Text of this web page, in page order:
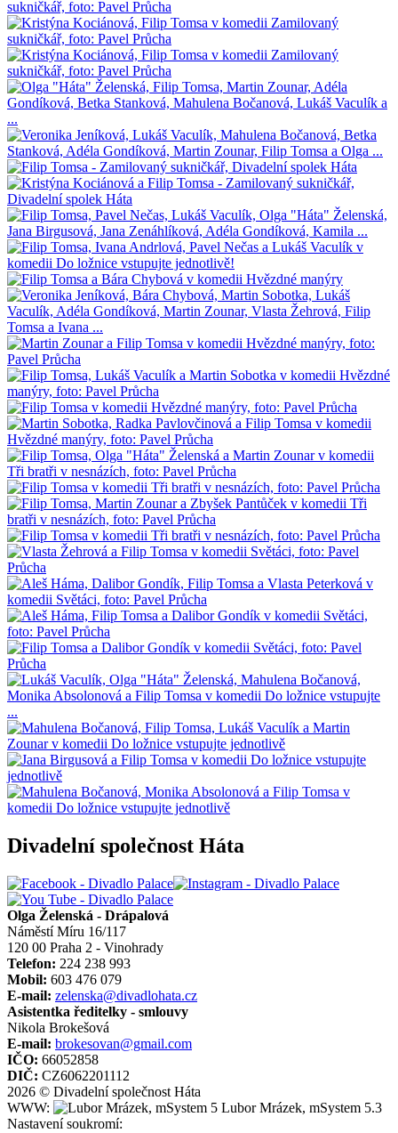
Divadelní společnost Háta
Olga Želenská - Drápalová
Náměstí Míru 16/117
120 00 Praha 2 - Vinohrady
Telefon: 224 238 993
Mobil: 603 476 079
E-mail: zelenska@divadlohata.cz
Asistentka ředitelky - smlouvy
Nikola Brokešová
E-mail: brokesovan@gmail.com
IČO: 66052858
DIČ: CZ6062201112
2026 © Divadelní společnost Háta
WWW:
Lubor Mrázek, mSystem 5.3
Nastavení soukromí: